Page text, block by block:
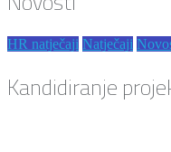
HR natječaji Natječaji
Kandidiranje